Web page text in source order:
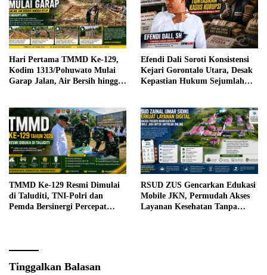
Hari Pertama TMMD Ke-129,
Kodim 1313/Pohuwato Mulai
Garap Jalan, Air Bersih hingga
Efendi Dali Soroti Konsistensi
Kejari Gorontalo Utara, Desak
Kepastian Hukum Sejumlah
TMMD Ke-129 Resmi Dimulai
di Taluditi, TNI-Polri dan
Pemda Bersinergi Percepat
RSUD ZUS Gencarkan Edukasi
Mobile JKN, Permudah Akses
Layanan Kesehatan Tanpa
Tinggalkan Balasan